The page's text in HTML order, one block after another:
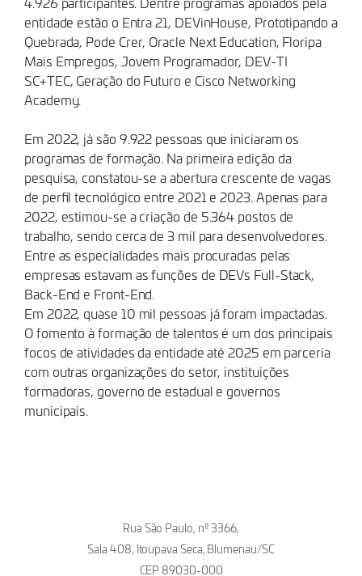
entidade estão o Entra 21, DEVinHouse, Prototipando a
Quebrada, Pode Crer, Oracle Next Education, Floripa
Mais Empregos, Jovem Programador, DEV-TI
SC+TEC, Geração do Futuro e Cisco Networking
Academy.
Em 2022, já são 9.922 pessoas que iniciaram os
programas de formação. Na primeira edição da
pesquisa, constatou-se a abertura crescente de vagas
de perfil tecnológico entre 2021 e 2023. Apenas para
2022, estimou-se a criação de 5.364 postos de
trabalho, sendo cerca de 3 mil para desenvolvedores.
Entre as especialidades mais procuradas pelas
empresas estavam as funções de DEVs Full-Stack,
Back-End e Front-End.
Em 2022, quase 10 mil pessoas já foram impactadas.
O fomento à formação de talentos é um dos principais
focos de atividades da entidade até 2025 em parceria
com outras organizações do setor, instituições
formadoras, governo de estadual e governos
municipais.
Rua São Paulo, nº 3366,
Sala 408, Itoupava Seca, Blumenau/SC
CEP 89030-000